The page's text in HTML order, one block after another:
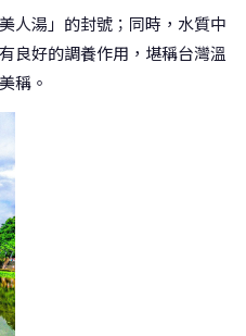
人湯」的封號；同時，水質中
良好的調養作用，堪稱台灣溫
稱。